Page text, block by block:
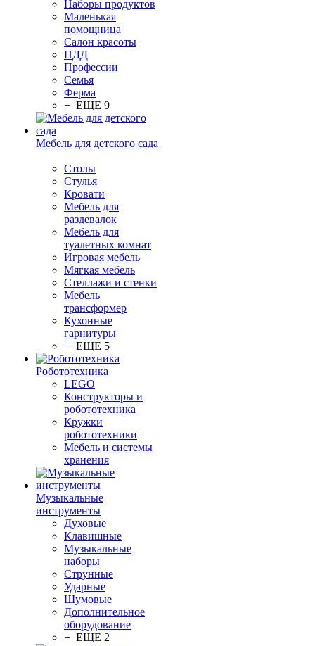
Наборы продуктов
Маленькая
помощница
Салон красоты
ПДД
Профессии
Семья
Ферма
+ ЕЩЕ 9
Мебель для детского сада
Столы
Cтулья
Кровати
Мебель для
раздевалок
Мебель для
туалетных комнат
Игровая мебель
Мягкая мебель
Стеллажи и стенки
Мебель
трансформер
Кухонные
гарнитуры
+ ЕЩЕ 5
Робототехника
LEGO
Конструкторы и
робототехника
Кружки
робототехники
Мебель и системы
хранения
Музыкальные
инструменты
Духовые
Клавишные
Музыкальные
наборы
Струнные
Ударные
Шумовые
Дополнительное
оборудование
+ ЕЩЕ 2